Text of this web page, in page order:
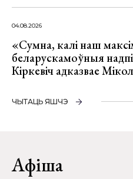
04.08.2026
«Сумна, калі наш
беларускамоўныя
Кіркевіч адказвае
ЧЫТАЦЬ ЯШЧЭ
Афіша